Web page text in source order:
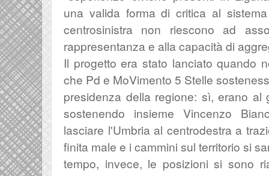
una valida forma di critica al
centrosinistra non riescono ad
rappresentanza e alla capacità di
Il progetto era stato lanciato quando
che Pd e MoVimento 5 Stelle
presidenza della regione: sì, erano al
sostenendo insieme Vincenzo
lasciare l'Umbria al centrodestra a
finita male e i cammini sul territorio si
tempo, invece, le posizioni si sono